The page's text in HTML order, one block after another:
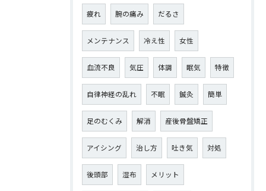
疲れ 腕の痛み だるさ
メンテナンス 冷え性 女性
血流不良 気圧 体調 眠気 特徴
自律神経の乱れ 不眠 鍼灸 簡単
足のむくみ 解消 産後骨盤矯正
アイシング 治し方 吐き気 対処
後頭部 湿布 メリット